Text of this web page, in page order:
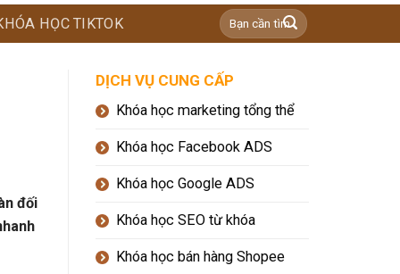
HỌC TIKTOK
đối
DỊCH VỤ CUNG CẤP
Khóa học marketing tổng thể
Khóa học Facebook ADS
Khóa học Google ADS
Khóa học SEO từ khóa
Khóa học bán hàng Shopee